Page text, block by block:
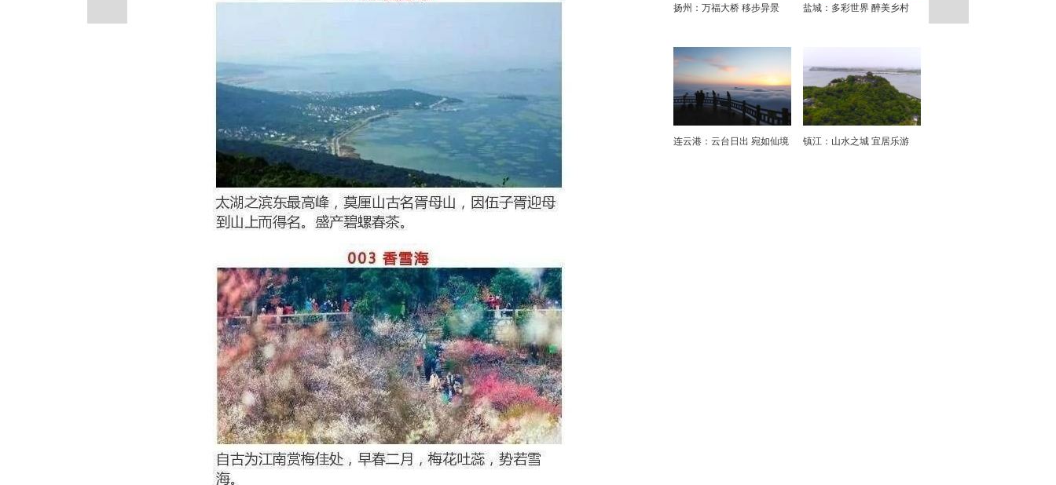
扬州：万福大桥 移步异景 盐城：多彩世界 醉美乡村
连云港：云台日出 宛如仙境 镇江：山水之城 宜居乐游